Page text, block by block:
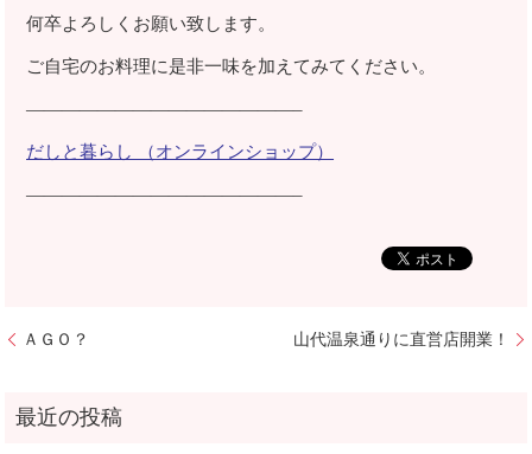
何卒よろしくお願い致します。
ご自宅のお料理に是非一味を加えてみてください。
———————————————–
だしと暮らし （オンラインショップ）
———————————————–
ＡＧＯ？ 山代温泉通りに直営店開業！